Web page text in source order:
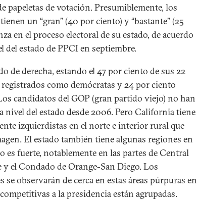
papeletas de votación. Presumiblemente, los
un “gran” (40 por ciento) y “bastante” (25
en el proceso electoral de su estado, de acuerdo
del estado de PPCI en septiembre.
de derecha, estando el 47 por ciento de sus 22
como demócratas y 24 por ciento
candidatos del GOP (gran partido viejo) no han
nivel del estado desde 2006. Pero California tiene
izquierdistas en el norte e interior rural que
El estado también tiene algunas regiones en
fuerte, notablemente en las partes de Central
el Condado de Orange-San Diego. Los
observarán de cerca en estas áreas púrpuras en
a la presidencia están agrupadas.